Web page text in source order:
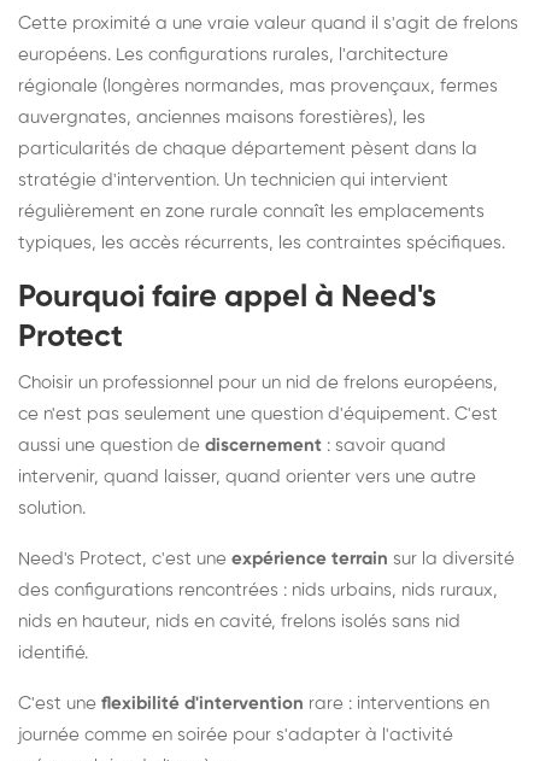
Cette proximité a une vraie valeur quand il s'agit de frelons
européens. Les configurations rurales, l'architecture
régionale (longères normandes, mas provençaux, fermes
auvergnates, anciennes maisons forestières), les
particularités de chaque département pèsent dans la
stratégie d'intervention. Un technicien qui intervient
régulièrement en zone rurale connaît les emplacements
typiques, les accès récurrents, les contraintes spécifiques.
Pourquoi faire appel à Need's
Protect
Choisir un professionnel pour un nid de frelons européens,
ce n'est pas seulement une question d'équipement. C'est
aussi une question de discernement : savoir quand
intervenir, quand laisser, quand orienter vers une autre
solution.
Need's Protect, c'est une expérience terrain sur la diversité
des configurations rencontrées : nids urbains, nids ruraux,
nids en hauteur, nids en cavité, frelons isolés sans nid
identifié.
C'est une flexibilité d'intervention rare : interventions en
journée comme en soirée pour s'adapter à l'activité